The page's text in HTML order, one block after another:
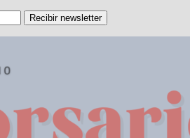
Recibir newsletter